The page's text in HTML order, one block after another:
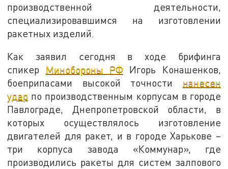
производственной деятельности,
специализировавшимся на изготовлении
ракетных изделий.
Как заявил сегодня в ходе брифинга
спикер Минобороны РФ Игорь Конашенков,
боеприпасами высокой точности нанесен
удар по производственным корпусам в городе
Павлограде, Днепропетровской области, в
которых осуществлялось изготовление
двигателей для ракет, и в городе Харькове –
три корпуса завода «Коммунар», где
производились ракеты для систем залпового